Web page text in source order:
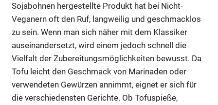
Sojabohnen hergestellte Produkt hat bei Nicht-
Veganern oft den Ruf, langweilig und geschmacklos
zu sein. Wenn man sich näher mit dem Klassiker
auseinandersetzt, wird einem jedoch schnell die
Vielfalt der Zubereitungsmöglichkeiten bewusst. Da
Tofu leicht den Geschmack von Marinaden oder
verwendeten Gewürzen annimmt, eignet er sich für
die verschiedensten Gerichte. Ob Tofuspieße,